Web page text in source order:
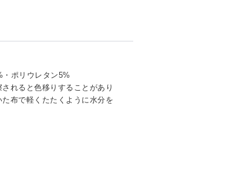
ポリウレタン5%
れると色移りすることがあり
布で軽くたたくように水分を